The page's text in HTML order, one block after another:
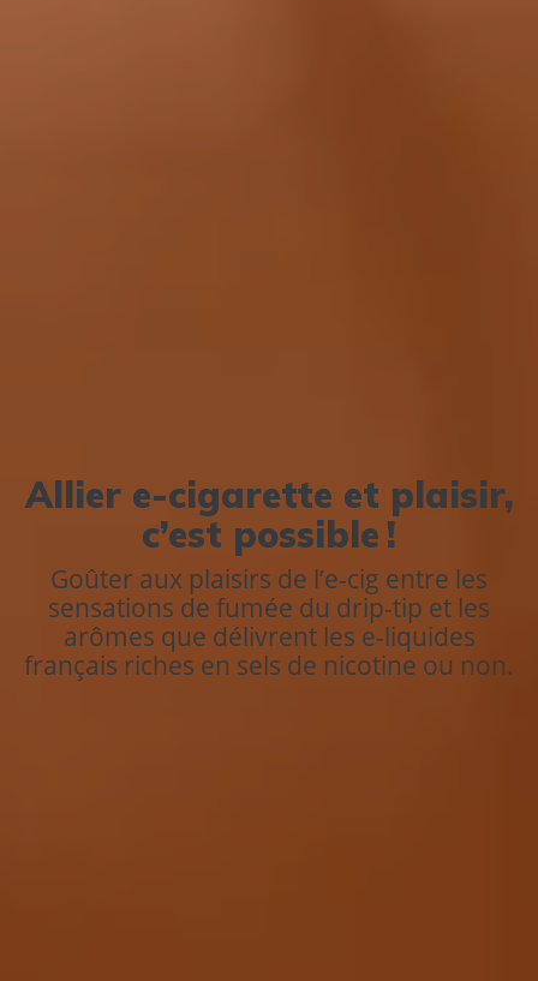
Allier e-cigarette et plaisir,
c’est possible !
Goûter aux plaisirs de l’e-cig entre les
sensations de fumée du drip-tip et les
arômes que délivrent les e-liquides
français riches en sels de nicotine ou non.